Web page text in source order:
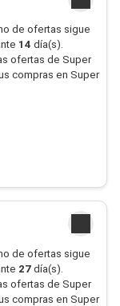
de ofertas sigue
14 día(s).
ofertas de Super
compras en Super
de ofertas sigue
27día(s).
ofertas de Super
compras en Super